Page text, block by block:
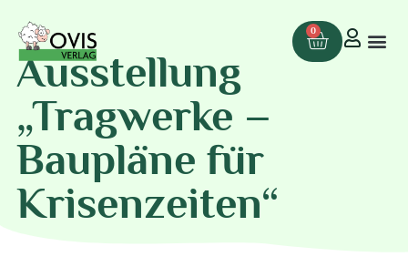
0
Ausstellung
„Tragwerke –
Baupläne für
Krisenzeiten“